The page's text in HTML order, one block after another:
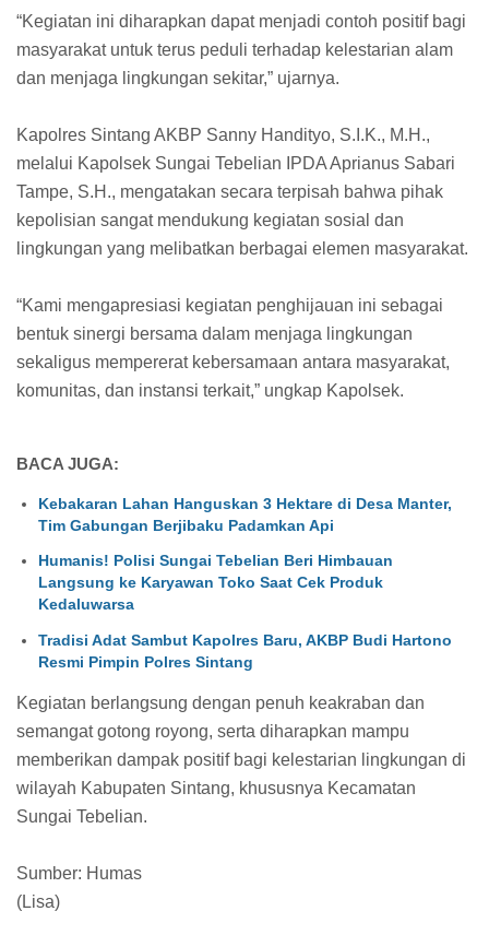
“Kegiatan ini diharapkan dapat menjadi contoh positif bagi
masyarakat untuk terus peduli terhadap kelestarian alam
dan menjaga lingkungan sekitar,” ujarnya.
Kapolres Sintang AKBP Sanny Handityo, S.I.K., M.H.,
melalui Kapolsek Sungai Tebelian IPDA Aprianus Sabari
Tampe, S.H., mengatakan secara terpisah bahwa pihak
kepolisian sangat mendukung kegiatan sosial dan
lingkungan yang melibatkan berbagai elemen masyarakat.
“Kami mengapresiasi kegiatan penghijauan ini sebagai
bentuk sinergi bersama dalam menjaga lingkungan
sekaligus mempererat kebersamaan antara masyarakat,
komunitas, dan instansi terkait,” ungkap Kapolsek.
BACA JUGA:
Kebakaran Lahan Hanguskan 3 Hektare di Desa Manter,
Tim Gabungan Berjibaku Padamkan Api
Humanis! Polisi Sungai Tebelian Beri Himbauan
Langsung ke Karyawan Toko Saat Cek Produk
Kedaluwarsa
Tradisi Adat Sambut Kapolres Baru, AKBP Budi Hartono
Resmi Pimpin Polres Sintang
Kegiatan berlangsung dengan penuh keakraban dan
semangat gotong royong, serta diharapkan mampu
memberikan dampak positif bagi kelestarian lingkungan di
wilayah Kabupaten Sintang, khususnya Kecamatan
Sungai Tebelian.
Sumber: Humas
(Lisa)